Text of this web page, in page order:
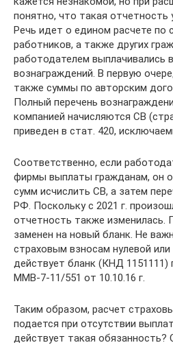
понятно, что такая отчетность
Речь идет о едином расчете по
работников, а также других
работодателем выплачивались
вознаграждений. В первую
также суммы по авторским
Полный перечень
компанией начисляются СВ
приведен в стат. 420,
Соответственно, если
фирмы выплаты гражданам, он
сумм исчислить СВ, а затем
РФ. Поскольку с 2021 г.
отчетность также изменилась.
заменен на новый бланк. Не
страховым взносам нулевой или
действует бланк (КНД
ММВ-7-11/551 от 10.10.16 г.
Таким образом, расчет
подается при отсутствии
действует такая